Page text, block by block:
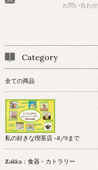
お問い合わせ
Category
全ての商品
私の好きな喫茶店 ~8/9まで
Zakka：食器・カトラリー